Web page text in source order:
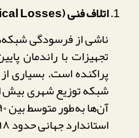
اتلاف فنی (Technical Losses):
ناشی از فرسودگی
تجهیزات با راندمان
پراکنده است. بسیاری
استاندارد جهانی حدود ۹۸ درصد می‌باشد.